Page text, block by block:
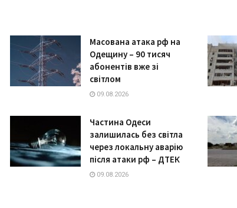
Масована атака рф на
Одещину – 90 тисяч
абонентів вже зі
світлом
09.08.2026
Частина Одеси
залишилась без світла
через локальну аварію
після атаки рф – ДТЕК
09.08.2026